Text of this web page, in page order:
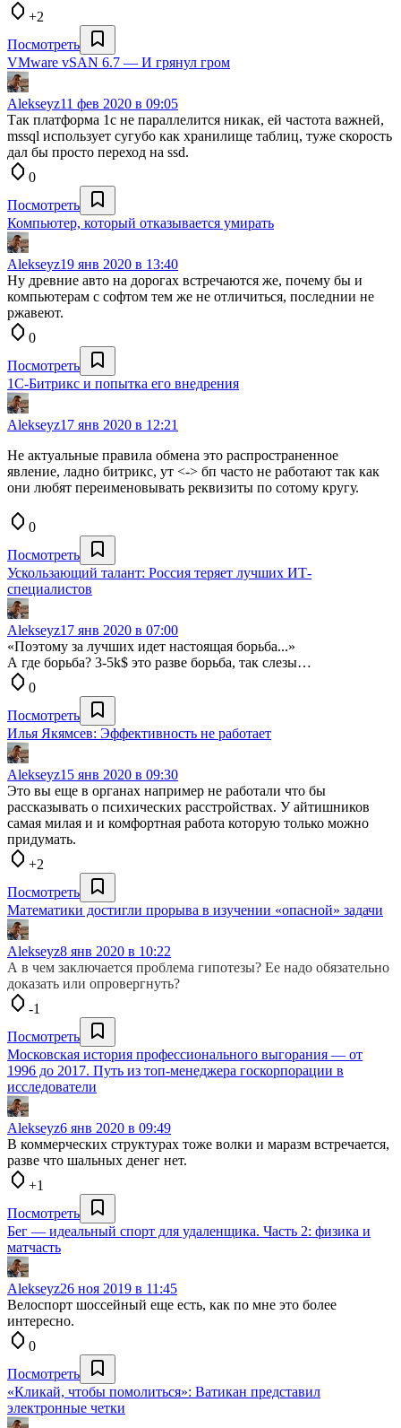
+2
Посмотреть
VMware vSAN 6.7 — И грянул гром
Alekseyz11 фев 2020 в 09:05
Так платформа 1с не параллелится никак, ей частота важней,
mssql использует сугубо как хранилище таблиц, туже скорость
дал бы просто переход на ssd.
0
Посмотреть
Компьютер, который отказывается умирать
Alekseyz19 янв 2020 в 13:40
Ну древние авто на дорогах встречаются же, почему бы и
компьютерам с софтом тем же не отличиться, последнии не
ржавеют.
0
Посмотреть
1С-Битрикс и попытка его внедрения
Alekseyz17 янв 2020 в 12:21
Не актуальные правила обмена это распространенное
явление, ладно битрикс, ут <-> бп часто не работают так как
они любят переименовывать реквизиты по сотому кругу.
0
Посмотреть
Ускользающий талант: Россия теряет лучших ИТ-
специалистов
Alekseyz17 янв 2020 в 07:00
«Поэтому за лучших идет настоящая борьба...»
А где борьба? 3-5k$ это разве борьба, так слезы…
0
Посмотреть
Илья Якямсев: Эффективность не работает
Alekseyz15 янв 2020 в 09:30
Это вы еще в органах например не работали что бы
рассказывать о психических расстройствах. У айтишников
самая милая и и комфортная работа которую только можно
придумать.
+2
Посмотреть
Математики достигли прорыва в изучении «опасной» задачи
Alekseyz8 янв 2020 в 10:22
А в чем заключается проблема гипотезы? Ее надо обязательно
доказать или опровергнуть?
-1
Посмотреть
Московская история профессионального выгорания — от
1996 до 2017. Путь из топ-менеджера госкорпорации в
исследователи
Alekseyz6 янв 2020 в 09:49
В коммерческих структурах тоже волки и маразм встречается,
разве что шальных денег нет.
+1
Посмотреть
Бег — идеальный спорт для удаленщика. Часть 2: физика и
матчасть
Alekseyz26 ноя 2019 в 11:45
Велоспорт шоссейный еще есть, как по мне это более
интересно.
0
Посмотреть
«Кликай, чтобы помолиться»: Ватикан представил
электронные четки